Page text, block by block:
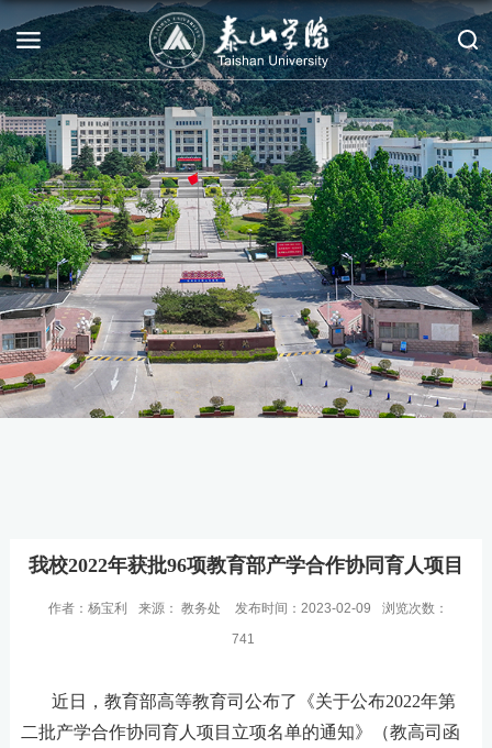
我校2022年获批96项教育部产学合作协同育人项目
作者：杨宝利 来源：​ 教务处 发布时间：2023-02-09
浏览次数：
741
近日， 教育部高等教育司 公布了《关于公布2022年第
二批产学合作协同育人项目立项名单的通知》（教高司函